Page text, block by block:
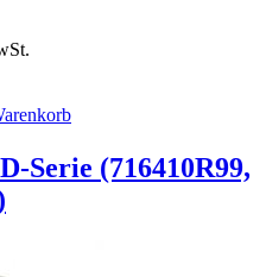
Serie (716410R99,